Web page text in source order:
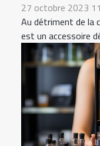
27 octobre 2023
Au détriment de la
est un accessoire